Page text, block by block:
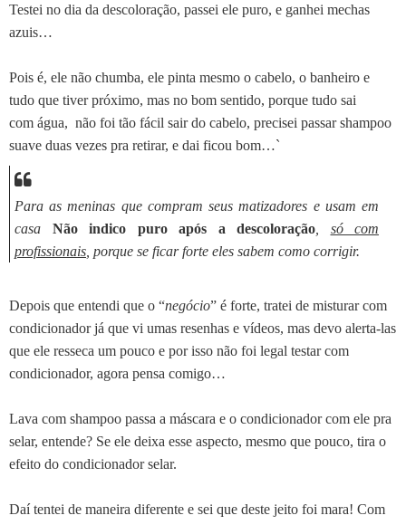
Testei no dia da descoloração, passei ele puro, e ganhei mechas
azuis…
Pois é, ele não chumba, ele pinta mesmo o cabelo, o banheiro e
tudo que tiver próximo, mas no bom sentido, porque tudo sai
com água, não foi tão fácil sair do cabelo, precisei passar shampoo
suave duas vezes pra retirar, e dai ficou bom…`
Para as meninas que compram seus matizadores e usam em
casa Não indico puro após a descoloração
só com
profissionais , porque se ficar forte eles sabem como corrigir.
Depois que entendi que o “negócio” é forte, tratei de misturar com
condicionador já que vi umas resenhas e vídeos, mas devo alerta-las
que ele resseca um pouco e por isso não foi legal testar com
condicionador, agora pensa comigo…
Lava com shampoo passa a máscara e o condicionador com ele pra
selar, entende? Se ele deixa esse aspecto, mesmo que pouco, tira o
efeito do condicionador selar.
Daí tentei de maneira diferente e sei que deste jeito foi mara! Com